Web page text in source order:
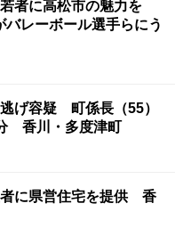
者に高松市の魅力を
レーボール選手らにう
げ容疑 町係長（55）
香川・多度津町
に県営住宅を提供 香